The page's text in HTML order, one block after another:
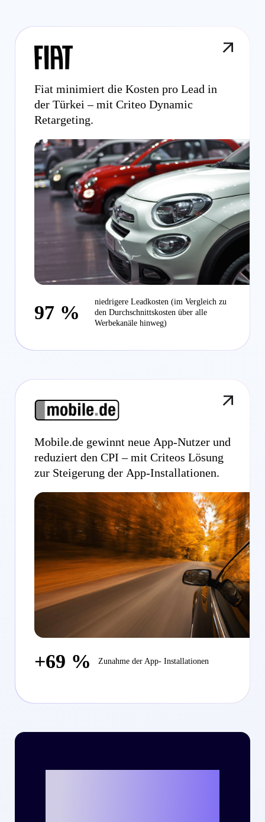
Fiat minimiert die Kosten pro Lead in
der Türkei – mit Criteo Dynamic
Retargeting.
97 %
niedrigere Leadkosten (im Vergleich zu
den Durchschnittskosten über alle
Werbekanäle hinweg)
Mobile.de gewinnt neue App-Nutzer und
reduziert den CPI – mit Criteos Lösung
zur Steigerung der App-Installationen.
+69 % Zunahme der App- Installationen